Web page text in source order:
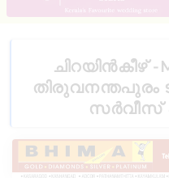
ചിറയിൻകീഴ് -
സർവീസ്